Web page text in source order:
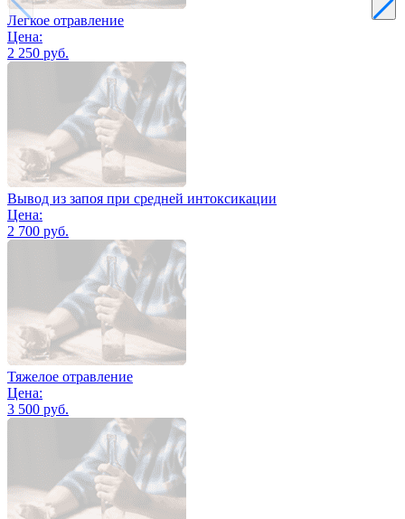
Легкое отравление
Цена:
2 250 руб.
Вывод из запоя при средней интоксикации
Цена:
2 700 руб.
Тяжелое отравление
Цена:
3 500 руб.